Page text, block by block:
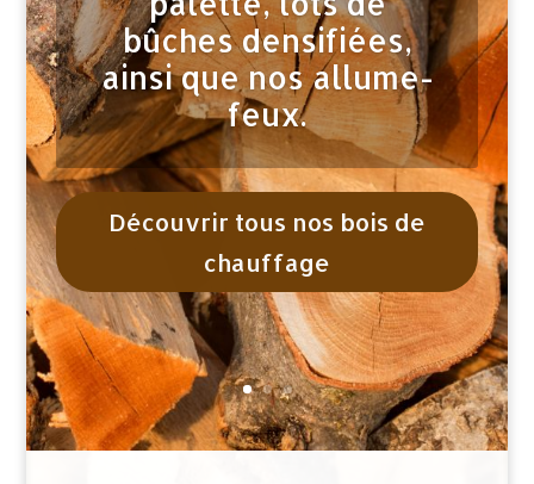
offrent une
combustion plus
propre et une durée
de vie plus longue
que le bois
traditionnel.
Découvrir nos bois densifiés